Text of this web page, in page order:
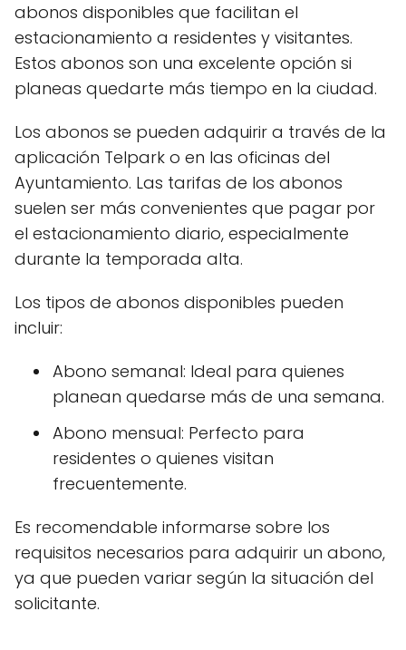
abonos disponibles que facilitan el
estacionamiento a residentes y visitantes.
Estos abonos son una excelente opción si
planeas quedarte más tiempo en la ciudad.
Los abonos se pueden adquirir a través de la
aplicación Telpark o en las oficinas del
Ayuntamiento. Las tarifas de los abonos
suelen ser más convenientes que pagar por
el estacionamiento diario, especialmente
durante la temporada alta.
Los tipos de abonos disponibles pueden
incluir:
Abono semanal: Ideal para quienes
planean quedarse más de una semana.
Abono mensual: Perfecto para
residentes o quienes visitan
frecuentemente.
Es recomendable informarse sobre los
requisitos necesarios para adquirir un abono,
ya que pueden variar según la situación del
solicitante.